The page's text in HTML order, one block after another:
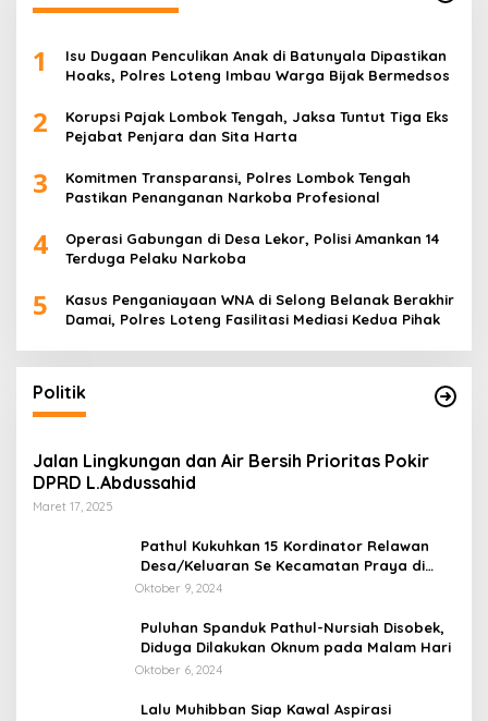
1
Isu Dugaan Penculikan Anak di Batunyala Dipastikan
Hoaks, Polres Loteng Imbau Warga Bijak Bermedsos
2
Korupsi Pajak Lombok Tengah, Jaksa Tuntut Tiga Eks
Pejabat Penjara dan Sita Harta
3
Komitmen Transparansi, Polres Lombok Tengah
Pastikan Penanganan Narkoba Profesional
4
Operasi Gabungan di Desa Lekor, Polisi Amankan 14
Terduga Pelaku Narkoba
5
Kasus Penganiayaan WNA di Selong Belanak Berakhir
Damai, Polres Loteng Fasilitasi Mediasi Kedua Pihak
Politik
Jalan Lingkungan dan Air Bersih Prioritas Pokir
DPRD L.Abdussahid
Maret 17, 2025
Pathul Kukuhkan 15 Kordinator Relawan
Desa/Keluaran Se Kecamatan Praya di
Posko Induk
Oktober 9, 2024
Puluhan Spanduk Pathul-Nursiah Disobek,
Diduga Dilakukan Oknum pada Malam Hari
Oktober 6, 2024
Lalu Muhibban Siap Kawal Aspirasi